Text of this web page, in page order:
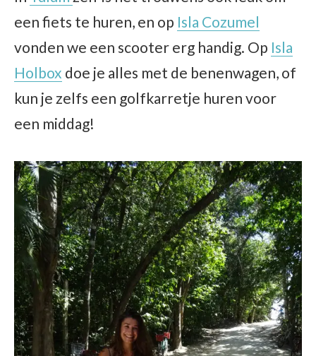
een fiets te huren, en op Isla Cozumel
vonden we een scooter erg handig. Op Isla
Holbox doe je alles met de benenwagen, of
kun je zelfs een golfkarretje huren voor
een middag!